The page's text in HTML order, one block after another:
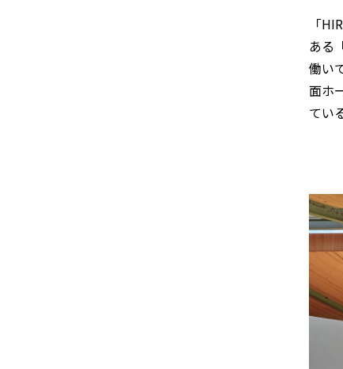
「
ある
働い
面ホ
てい